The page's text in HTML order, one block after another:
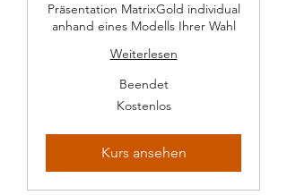
Präsentation MatrixGold individual
anhand eines Modells Ihrer Wahl
Weiterlesen
Beendet
Kostenlos
Kurs ansehen